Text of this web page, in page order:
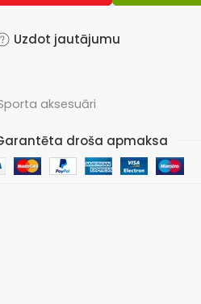
Uzdot jautājumu
aksesuāri
droša apmaksa